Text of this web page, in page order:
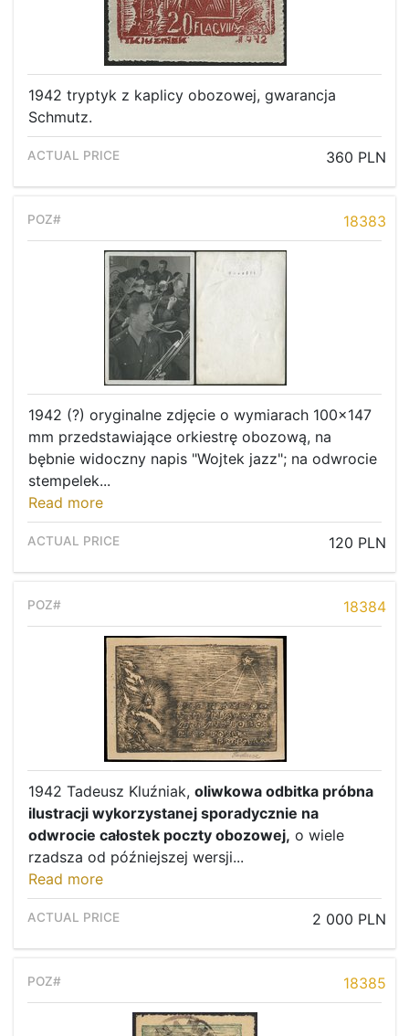
1942 tryptyk z kaplicy obozowej, gwarancja
Schmutz.
360 PLN
18383
1942 (?) oryginalne zdjęcie o wymiarach 100x147
mm przedstawiające orkiestrę obozową, na
bębnie widoczny napis "Wojtek jazz"; na odwrocie
stempelek...
Read more
120 PLN
18384
1942 Tadeusz Kluźniak, oliwkowa odbitka próbna
ilustracji wykorzystanej sporadycznie na
odwrocie całostek poczty obozowej, o wiele
rzadsza od późniejszej wersji...
Read more
2 000 PLN
18385